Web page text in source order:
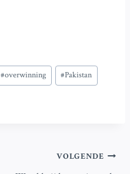
#overwinning #Pakistan
VOLGENDE